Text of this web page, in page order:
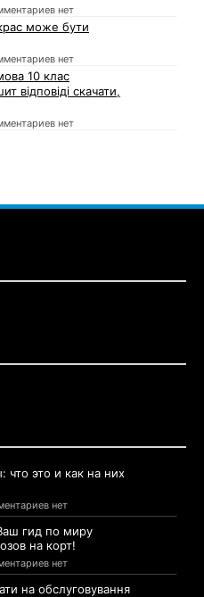
нет
може бути
нет
10 клас
відповіді скачати,
нет
что это и как на них
нет
гид по миру
на корт!
нет
на обслуговування